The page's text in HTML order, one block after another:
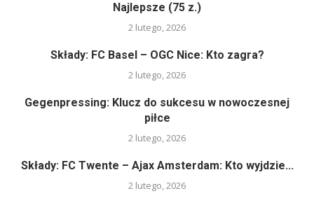
Najlepsze (75 z.)
2 lutego, 2026
Składy: FC Basel – OGC Nice: Kto zagra?
2 lutego, 2026
Gegenpressing: Klucz do sukcesu w nowoczesnej
piłce
2 lutego, 2026
Składy: FC Twente – Ajax Amsterdam: Kto wyjdzie...
2 lutego, 2026